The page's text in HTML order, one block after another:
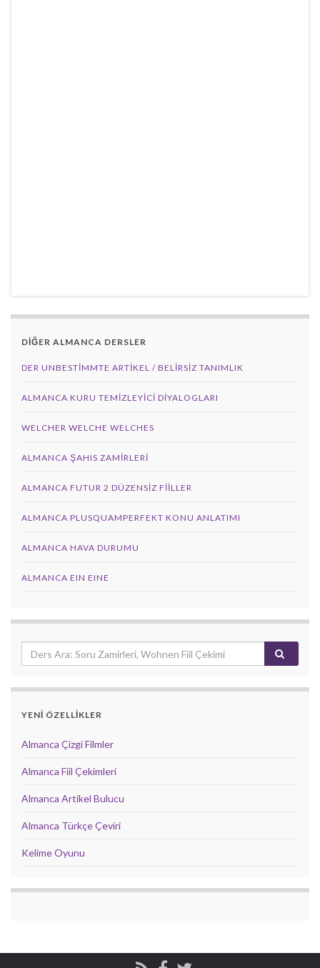
DİĞER ALMANCA DERSLER
DER UNBESTIMMTE ARTIKEL / BELIRSIZ TANIMLIK
ALMANCA KURU TEMIZLEYICI DIYALOGLARI
WELCHER WELCHE WELCHES
ALMANCA ŞAHIS ZAMIRLERI
ALMANCA FUTUR 2 DÜZENSIZ FIILLER
ALMANCA PLUSQUAMPERFEKT KONU ANLATIMI
ALMANCA HAVA DURUMU
ALMANCA EIN EINE
YENİ ÖZELLİKLER
Almanca Çizgi Filmler
Almanca Fiil Çekimleri
Almanca Artikel Bulucu
Almanca Türkçe Çeviri
Kelime Oyunu